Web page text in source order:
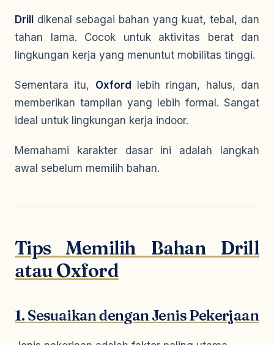
Drill
dikenal sebagai bahan yang kuat, tebal, dan
tahan lama. Cocok untuk aktivitas berat dan
lingkungan kerja yang menuntut mobilitas tinggi.
Sementara itu, Oxford
lebih ringan, halus, dan
memberikan tampilan yang lebih formal. Sangat
ideal untuk lingkungan kerja indoor.
Memahami karakter dasar ini adalah langkah
awal sebelum memilih bahan.
Tips Memilih Bahan Drill
atau Oxford
1. Sesuaikan dengan Jenis Pekerjaan